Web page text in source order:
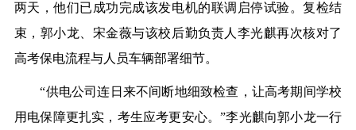
两天，他们已成功完成该发电机的联调启停试验。复检结
束，郭小龙、宋金薇与该校后勤负责人 李光麒再次核对了
高考保电流程与人员车辆部署细节。
“供电公司连日来不间断地细致检查，让高考期间学校
用电保障更扎实，考生应考更安心。”李光麒向郭小龙一行